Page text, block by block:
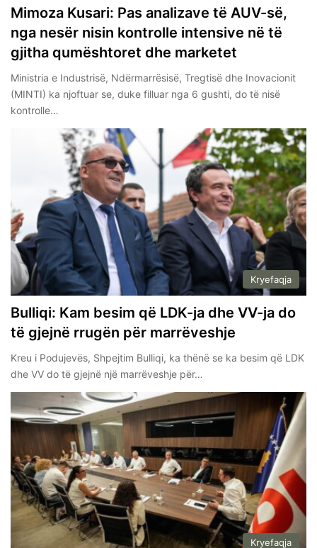
Mimoza Kusari: Pas analizave të AUV-së,
nga nesër nisin kontrolle intensive në të
gjitha qumështoret dhe marketet
Ministria e Industrisë, Ndërmarrësisë, Tregtisë dhe Inovacionit
(MINTI) ka njoftuar se, duke filluar nga 6 gushti, do të nisë
kontrolle…
Kryefaqja
Bulliqi: Kam besim që LDK-ja dhe VV-ja do
të gjejnë rrugën për marrëveshje
Kreu i Podujevës, Shpejtim Bulliqi, ka thënë se ka besim që LDK
dhe VV do të gjejnë një marrëveshje për…
Kryefaqja